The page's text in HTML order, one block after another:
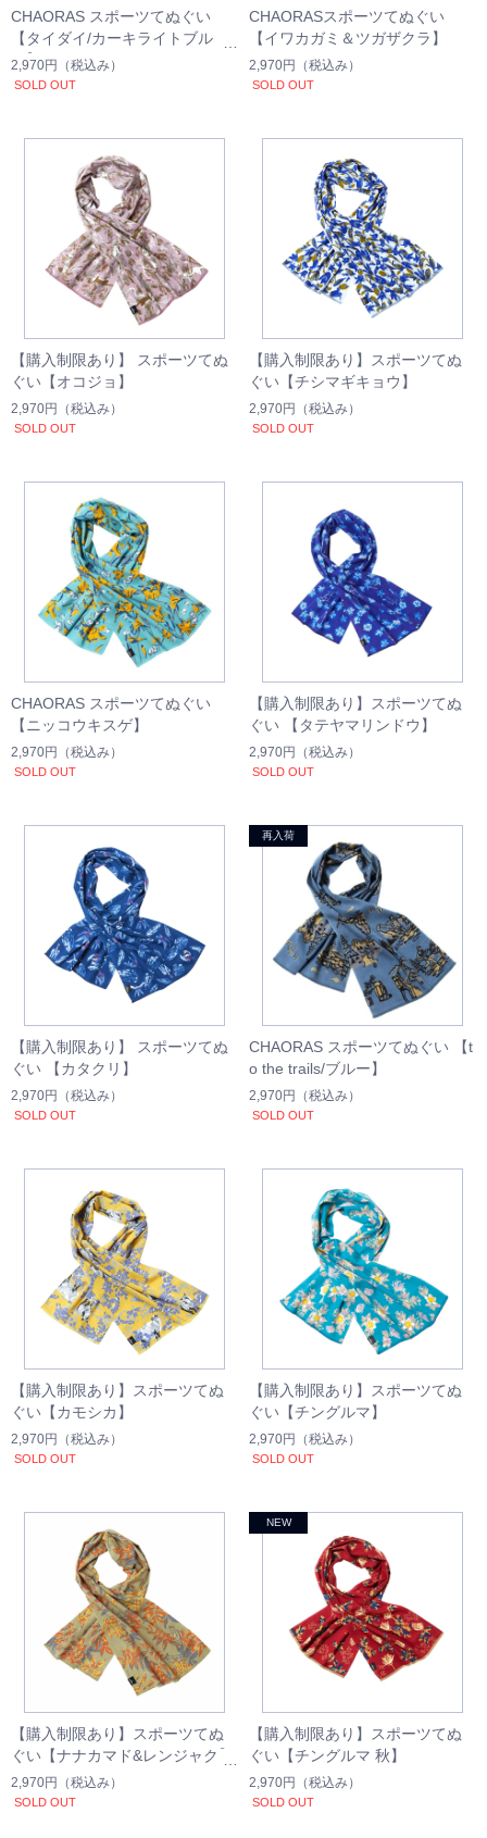
CHAORAS スポーツてぬぐい
【タイダイ/カーキライトブル
ー】
2,970円 （税込み）
SOLD OUT
CHAORASスポーツてぬぐい
【イワカガミ＆ツガザクラ】
2,970円 （税込み）
SOLD OUT
【購入制限あり】 スポーツてぬ
ぐい【オコジョ】
2,970円 （税込み）
SOLD OUT
【購入制限あり】スポーツてぬ
ぐい【チシマギキョウ】
2,970円 （税込み）
SOLD OUT
CHAORAS スポーツてぬぐい
【ニッコウキスゲ】
2,970円 （税込み）
SOLD OUT
【購入制限あり】スポーツてぬ
ぐい 【タテヤマリンドウ】
2,970円 （税込み）
SOLD OUT
【購入制限あり】 スポーツてぬ
ぐい 【カタクリ】
2,970円 （税込み）
SOLD OUT
CHAORAS スポーツてぬぐい 【t
o the trails/ブルー】
2,970円 （税込み）
SOLD OUT
【購入制限あり】スポーツてぬ
ぐい【カモシカ】
2,970円 （税込み）
SOLD OUT
【購入制限あり】スポーツてぬ
ぐい【チングルマ】
2,970円 （税込み）
SOLD OUT
【購入制限あり】スポーツてぬ
ぐい【ナナカマド&レンジャク】
2,970円 （税込み）
SOLD OUT
【購入制限あり】スポーツてぬ
ぐい【チングルマ 秋】
2,970円 （税込み）
SOLD OUT